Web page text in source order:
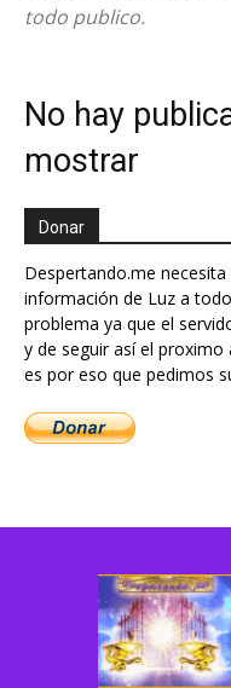
todo publico.
No hay
mostrar
Donar
Despertando.me
información de Luz a
problema ya que el
y de seguir así el
es por eso que pedimos